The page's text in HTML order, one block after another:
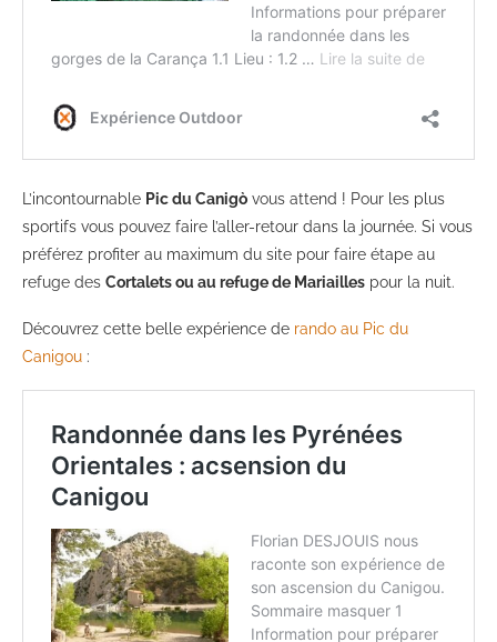
L’incontournable Pic du Canigò vous attend ! Pour les plus
sportifs vous pouvez faire l’aller-retour dans la journée. Si vous
préférez profiter au maximum du site pour faire étape au
refuge des Cortalets ou au refuge de Mariailles pour la nuit.
Découvrez cette belle expérience de rando au Pic du
Canigou :